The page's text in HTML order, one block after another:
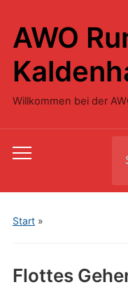
AWO
Willkommen bei der
Toggle
menu
Start»
Flottes